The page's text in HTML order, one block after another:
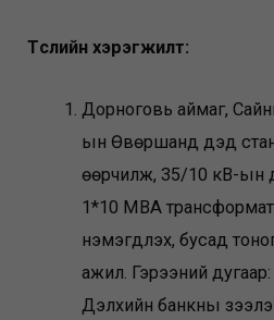
Төслийн хэрэгжилт:
Дорноговь аймаг,
ын Өвөршанд дэд
өөрчилж, 35/10 кВ-ын
1*10 МВА
нэмэгдүүлэх, бусад
ажил. Гэрээний
Дэлхийн банкны